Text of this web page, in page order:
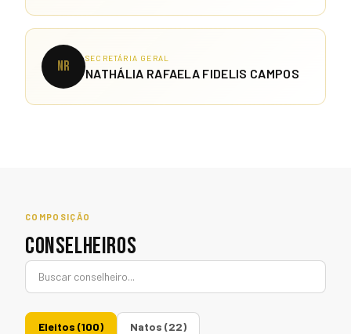
NR SECRETÁRIA GERAL
NATHÁLIA RAFAELA FIDELIS CAMPOS
COMPOSIÇÃO
CONSELHEIROS
Eleitos (100) Natos (22)